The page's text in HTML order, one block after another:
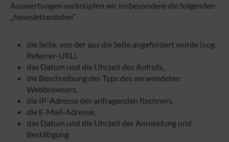
Auswertungen verknüpfen wir insbesondere die folgenden
„Newsletterdaten“
die Seite, von der aus die Seite angefordert wurde (sog.
Referrer-URL),
das Datum und die Uhrzeit des Aufrufs,
die Beschreibung des Typs des verwendeten
Webbrowsers,
die IP-Adresse des anfragenden Rechners,
die E-Mail-Adresse,
das Datum und die Uhrzeit der Anmeldung und
Bestätigung